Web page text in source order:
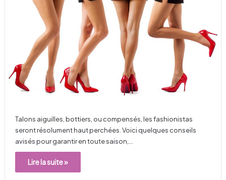
Talons aiguilles, bottiers, ou compensés, les fashionistas
seront résolument haut perchées. Voici quelques conseils
avisés pour garantir en toute saison,…
Lire la suite »